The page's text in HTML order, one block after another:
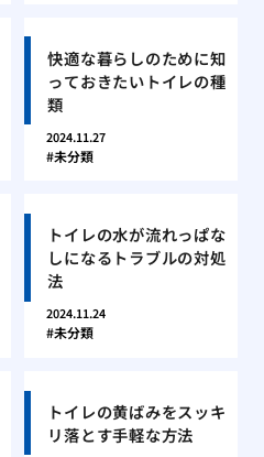
快適な暮らしのために知
っておきたいトイレの種
類
2024.11.27
未分類
トイレの水が流れっぱな
しになるトラブルの対処
法
2024.11.24
未分類
トイレの黄ばみをスッキ
リ落とす手軽な方法